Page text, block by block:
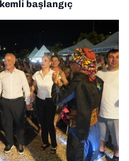
başlangıç